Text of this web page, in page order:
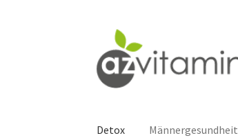
Navigation
springen
Zum
Inhalt
springen
Detox Männergesundheit